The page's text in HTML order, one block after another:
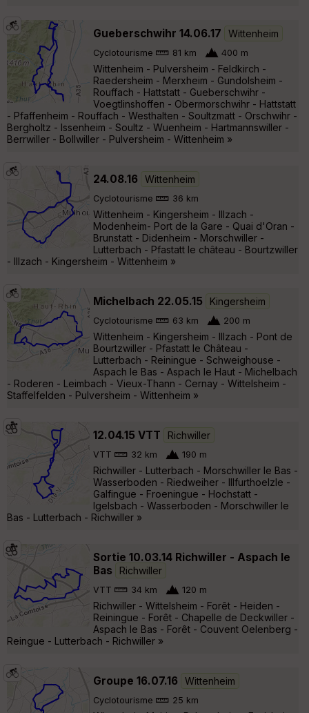
Gueberschwihr 14.06.17 Wittenheim
Cyclotourisme 81 km 400 m
Wittenheim - Pulversheim - Feldkirch -
Raedersheim - Merxheim - Gundolsheim -
Rouffach - Hattstatt - Gueberschwihr -
Voegtlinshoffen - Obermorschwihr - Hattstatt
- Pfaffenheim - Rouffach - Westhalten - Soultzmatt - Orschwihr -
Bergholtz - Issenheim - Soultz - Wuenheim - Hartmannswiller -
Berrwiller - Bollwiller - Pulversheim - Wittenheim »
24.08.16 Wittenheim
Cyclotourisme 36 km
Wittenheim - Kingersheim - Illzach -
Modenheim- Port de la Gare - Quai d'Oran -
Brunstatt - Didenheim - Morschwiller -
Lutterbach - Pfastatt le château - Bourtzwiller
- Illzach - Kingersheim - Wittenheim »
Michelbach 22.05.15 Kingersheim
Cyclotourisme 63 km 200 m
Wittenheim - Kingersheim - Illzach - Pont de
Bourtzwiller - Pfastatt le Château -
Lutterbach - Reiningue - Schweighouse -
Aspach le Bas - Aspach le Haut - Michelbach
- Roderen - Leimbach - Vieux-Thann - Cernay - Wittelsheim -
Staffelfelden - Pulversheim - Wittenheim »
12.04.15 VTT Richwiller
VTT 32 km 190 m
Richwiller - Lutterbach - Morschwiller le Bas -
Wasserboden - Riedweiher - Illfurthoelzle -
Galfingue - Froeningue - Hochstatt -
Igelsbach - Wasserboden - Morschwiller le
Bas - Lutterbach - Richwiller »
Sortie 10.03.14 Richwiller - Aspach le
Bas
Richwiller
VTT 34 km 120 m
Richwiller - Wittelsheim - Forêt - Heiden -
Reiningue - Forêt - Chapelle de Deckwiller -
Aspach le Bas - Forêt - Couvent Oelenberg -
Reingue - Lutterbach - Richwiller »
Groupe 16.07.16 Wittenheim
Cyclotourisme 25 km